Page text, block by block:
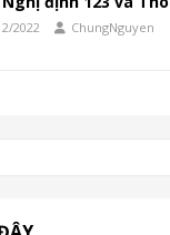
2022 ChungNguyen